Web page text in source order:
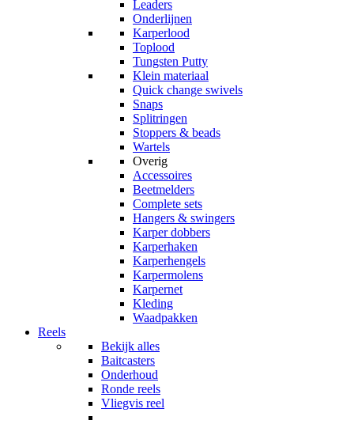
Leaders
Onderlijnen
Karperlood
Toplood
Tungsten Putty
Klein materiaal
Quick change swivels
Snaps
Splitringen
Stoppers & beads
Wartels
Overig
Accessoires
Beetmelders
Complete sets
Hangers & swingers
Karper dobbers
Karperhaken
Karperhengels
Karpermolens
Karpernet
Kleding
Waadpakken
Reels
Bekijk alles
Baitcasters
Onderhoud
Ronde reels
Vliegvis reel